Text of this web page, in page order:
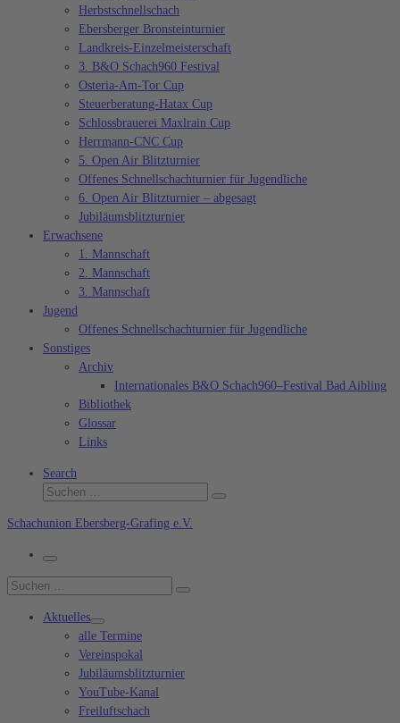
Herbstschnellschach
Ebersberger Bronsteinturnier
Landkreis-Einzelmeisterschaft
3. B&O Schach960 Festival
Osteria-Am-Tor Cup
Steuerberatung-Hatax Cup
Schlossbrauerei Maxlrain Cup
Herrmann-CNC Cup
5. Open Air Blitzturnier
Offenes Schnellschachturnier für Jugendliche
6. Open Air Blitzturnier – abgesagt
Jubiläumsblitzturnier
Erwachsene
1. Mannschaft
2. Mannschaft
3. Mannschaft
Jugend
Offenes Schnellschachturnier für Jugendliche
Sonstiges
Archiv
Internationales B&O Schach960–Festival Bad Aibling
Bibliothek
Glossar
Links
Search
Suche
Suchen …
Schachunion Ebersberg-Grafing e.V.
Menü
Suche
Suchen …
Aktuelles
alle Termine
Vereinspokal
Jubiläumsblitzturnier
YouTube-Kanal
Freiluftschach